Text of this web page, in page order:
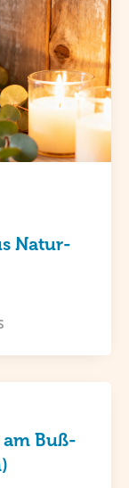
Natur-
Buß-